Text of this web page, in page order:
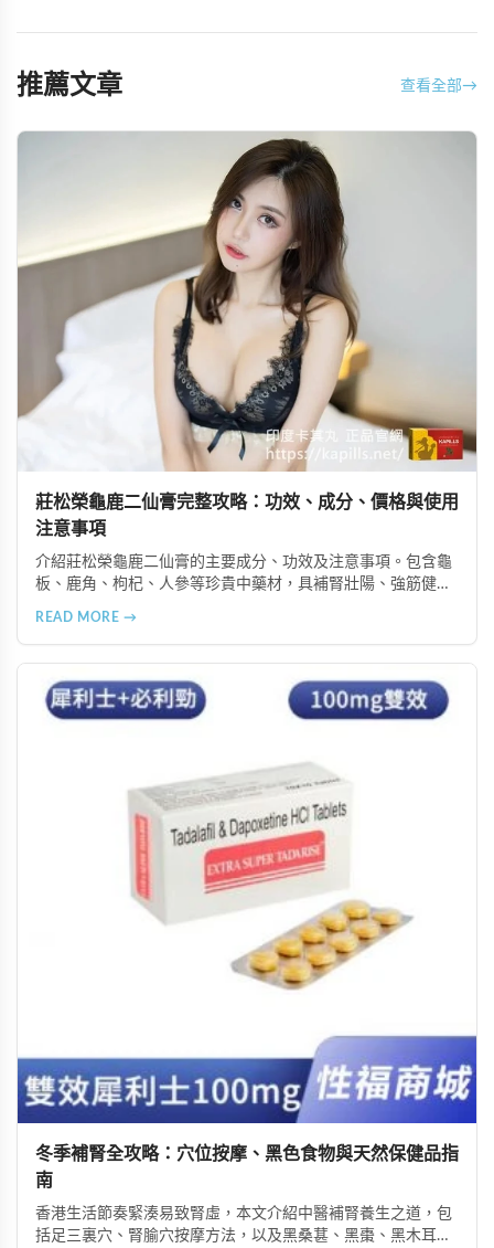
推薦文章 查看全部→
莊松榮龜鹿二仙膏完整攻略：功效、成分、價格與使用
注意事項
介紹莊松榮龜鹿二仙膏的主要成分、功效及注意事項。包含龜
板、鹿角、枸杞、人參等珍貴中藥材，具補腎壯陽、強筋健
READ MORE →
冬季補腎全攻略：穴位按摩、黑色食物與天然保健品指
南
香港生活節奏緊湊易致腎虛，本文介紹中醫補腎養生之道，包
括足三裏穴、腎腧穴按摩方法，以及黑桑葚、黑棗、黑木耳等